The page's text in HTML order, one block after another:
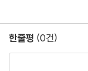
112 게임만 했을 뿐
116 자연은 사실
한줄평 (0건)